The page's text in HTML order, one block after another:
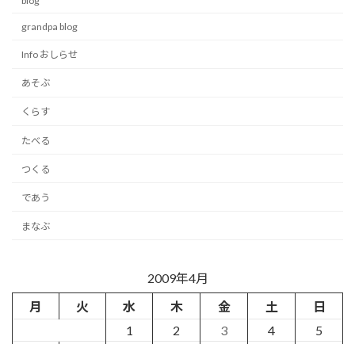
grandpa blog
Info おしらせ
あそぶ
くらす
たべる
つくる
であう
まなぶ
2009年4月
月
火 水 木 金 土
日
1
2 3 4
5